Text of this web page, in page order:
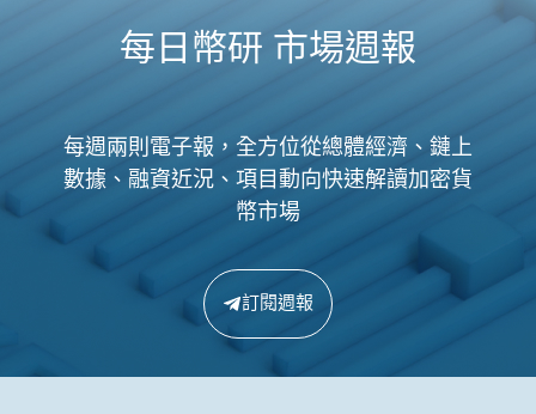
每日幣研 市場週報
每週兩則電子報，全方位從總體經濟、鏈上
數據、融資近況、項目動向快速解讀加密貨
幣市場
訂閱週報